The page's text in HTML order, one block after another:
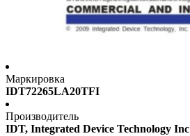
Маркировка
IDT72265LA20TFI
Производитель
IDT, Integrated Device Technology Inc